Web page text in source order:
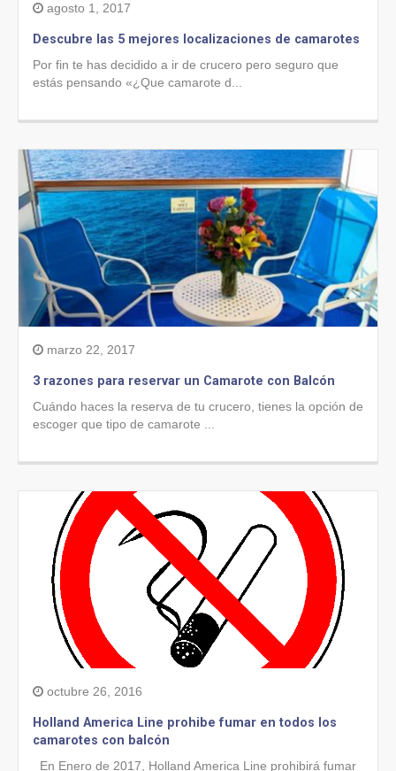
agosto 1, 2017
Descubre las 5 mejores localizaciones de camarotes
Por fin te has decidido a ir de crucero pero seguro que
estás pensando «¿Que camarote d...
marzo 22, 2017
3 razones para reservar un Camarote con Balcón
Cuándo haces la reserva de tu crucero, tienes la opción de
escoger que tipo de camarote ...
octubre 26, 2016
Holland America Line prohibe fumar en todos los
camarotes con balcón
En Enero de 2017, Holland America Line prohibirá fumar